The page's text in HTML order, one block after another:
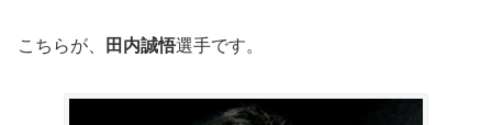
こちらが、 田内誠悟選手です。